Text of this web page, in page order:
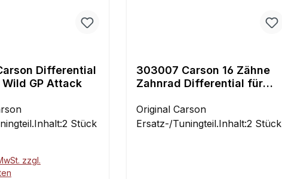
Differential
GP Attack
Stück
zzgl.
303007 Carson 16 Zähne
Zahnrad Differential für
Original Carson
Ersatz-/Tuningteil.Inhalt:2 Stück